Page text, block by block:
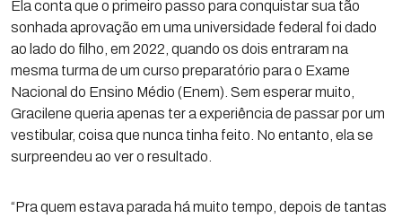
Ela conta que o primeiro passo para conquistar sua tão
sonhada aprovação em uma universidade federal foi dado
ao lado do filho, em 2022, quando os dois entraram na
mesma turma de um curso preparatório para o Exame
Nacional do Ensino Médio (Enem). Sem esperar muito,
Gracilene queria apenas ter a experiência de passar por um
vestibular, coisa que nunca tinha feito. No entanto, ela se
surpreendeu ao ver o resultado.
“Pra quem estava parada há muito tempo, depois de tantas